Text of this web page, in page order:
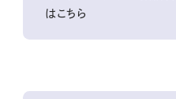
はこちら